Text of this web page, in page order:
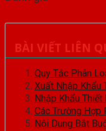
BÀI VIẾT LIÊN
Quy Tắc Phân
Xuất Nhập Khẩu
Nhập Khẩu Thiết
Các Trường Hợp
Nội Dung Bắt